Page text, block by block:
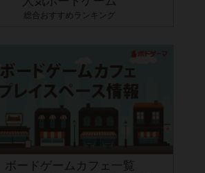
総合おすすめランキング
ボードゲームカフェ一覧